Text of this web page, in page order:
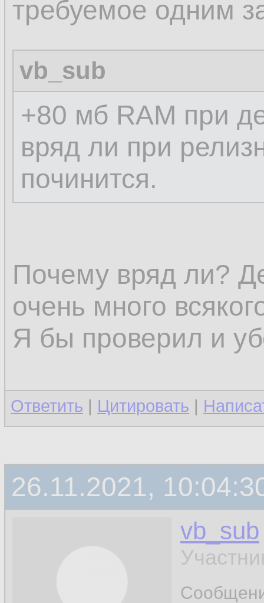
требуемое одним
vb_sub
+80 мб RAM при
вряд ли при
починится.
Почему вряд ли?
очень много
Я бы проверил и
Ответить | Цитировать |
26.11.2021,
vb_sub